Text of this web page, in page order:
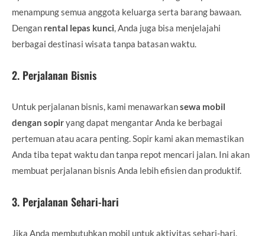
menampung semua anggota keluarga serta barang bawaan.
Dengan rental lepas kunci , Anda juga bisa menjelajahi
berbagai destinasi wisata tanpa batasan waktu.
2. Perjalanan Bisnis
Untuk perjalanan bisnis, kami menawarkansewa mobil
dengan sopiryang dapat mengantar Anda ke berbagai
pertemuan atau acara penting. Sopir kami akan memastikan
Anda tiba tepat waktu dan tanpa repot mencari jalan. Ini akan
membuat perjalanan bisnis Anda lebih efisien dan produktif.
3. Perjalanan Sehari-hari
Jika Anda membutuhkan mobil untuk aktivitas sehari-hari,